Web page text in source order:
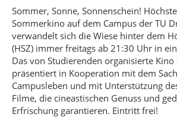
Sommer, Sonne, Sonnenschein!
Sommerkino auf dem Campus der TU
verwandelt sich die Wiese hinter dem
(HSZ) immer freitags ab 21:30 Uhr in
Das von Studierenden organisierte Kino
präsentiert in Kooperation mit dem
Campusleben und mit Unterstützung
Filme, die cineastischen Genuss und
Erfrischung garantieren. Eintritt frei!